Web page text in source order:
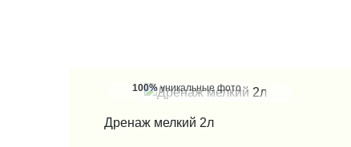
100%уникальные фото
Дренаж мелкий 2л